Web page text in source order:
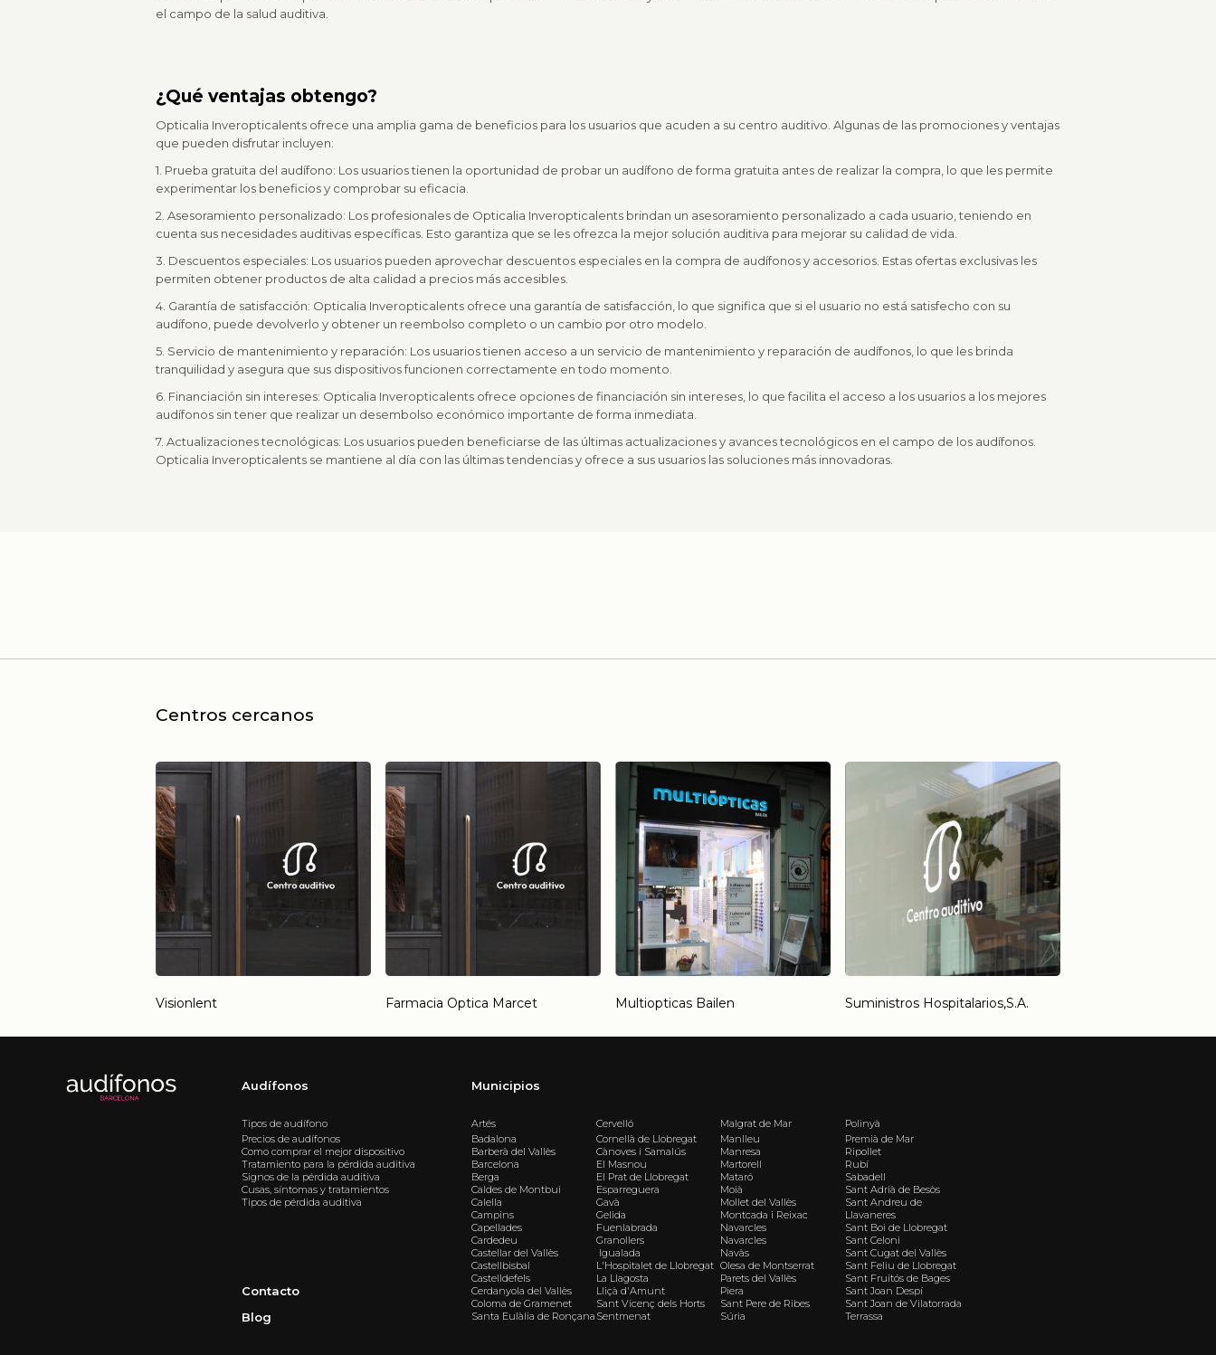
el campo de la salud auditiva.
¿Qué ventajas obtengo?
Opticalia Inveropticalents ofrece una amplia gama de beneficios para los usuarios que acuden a su centro auditivo. Algunas de las promociones y ventajas
que pueden disfrutar incluyen:
1. Prueba gratuita del audífono: Los usuarios tienen la oportunidad de probar un audífono de forma gratuita antes de realizar la compra, lo que les permite
experimentar los beneficios y comprobar su eficacia.
2. Asesoramiento personalizado: Los profesionales de Opticalia Inveropticalents brindan un asesoramiento personalizado a cada usuario, teniendo en
cuenta sus necesidades auditivas específicas. Esto garantiza que se les ofrezca la mejor solución auditiva para mejorar su calidad de vida.
3. Descuentos especiales: Los usuarios pueden aprovechar descuentos especiales en la compra de audífonos y accesorios. Estas ofertas exclusivas les
permiten obtener productos de alta calidad a precios más accesibles.
4. Garantía de satisfacción: Opticalia Inveropticalents ofrece una garantía de satisfacción, lo que significa que si el usuario no está satisfecho con su
audífono, puede devolverlo y obtener un reembolso completo o un cambio por otro modelo.
5. Servicio de mantenimiento y reparación: Los usuarios tienen acceso a un servicio de mantenimiento y reparación de audífonos, lo que les brinda
tranquilidad y asegura que sus dispositivos funcionen correctamente en todo momento.
6. Financiación sin intereses: Opticalia Inveropticalents ofrece opciones de financiación sin intereses, lo que facilita el acceso a los usuarios a los mejores
audífonos sin tener que realizar un desembolso económico importante de forma inmediata.
7. Actualizaciones tecnológicas: Los usuarios pueden beneficiarse de las últimas actualizaciones y avances tecnológicos en el campo de los audífonos.
Opticalia Inveropticalents se mantiene al día con las últimas tendencias y ofrece a sus usuarios las soluciones más innovadoras.
Centros cercanos
Visionlent Farmacia Optica Marcet Multiopticas Bailen Suministros Hospitalarios,S.A.
Audífonos
Tipos de audífono
Precios de audífonos
Como comprar el mejor dispositivo
Tratamiento para la pérdida auditiva
Signos de la pérdida auditiva
Cusas, síntomas y tratamientos
Tipos de pérdida auditiva
Contacto
Blog
Municipios
Artés
Badalona
Barberà del Vallès
Barcelona
Berga
Caldes de Montbui
Calella
Campins
Capellades
Cardedeu
Castellar del Vallès
Castellbisbal
Castelldefels
Cerdanyola del Vallès
Coloma de Gramenet
Santa Eulàlia de Ronçana
Cervelló
Cornellà de Llobregat
Cànoves i Samalús
El Masnou
El Prat de Llobregat
Esparreguera
Gavà
Gelida
Fuenlabrada
Granollers
Igualada
L'Hospitalet de Llobregat
La Llagosta
Lliçà d'Amunt
Sant Vicenç dels Horts
Sentmenat
Malgrat de Mar
Manlleu
Manresa
Martorell
Mataró
Moià
Mollet del Vallès
Montcada i Reixac
Navarcles
Navarcles
Navàs
Olesa de Montserrat
Parets del Vallès
Piera
Sant Pere de Ribes
Súria
Polinyà
Premià de Mar
Ripollet
Rubí
Sabadell
Sant Adrià de Besòs
Sant Andreu de
Llavaneres
Sant Boi de Llobregat
Sant Celoni
Sant Cugat del Vallès
Sant Feliu de Llobregat
Sant Fruitós de Bages
Sant Joan Despí
Sant Joan de Vilatorrada
Terrassa